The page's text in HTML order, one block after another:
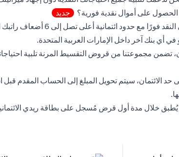
على أموال نقدية فورية؟
جديد
ائتمانية أعلى تصل إلى 6 أضعاف راتبك الشهري.
تضمن مجموعتنا من قروض التقسيط المرنة تلبية
الائتمان، سيتم تحويل المبلغ إلى الحساب المقدم قبل